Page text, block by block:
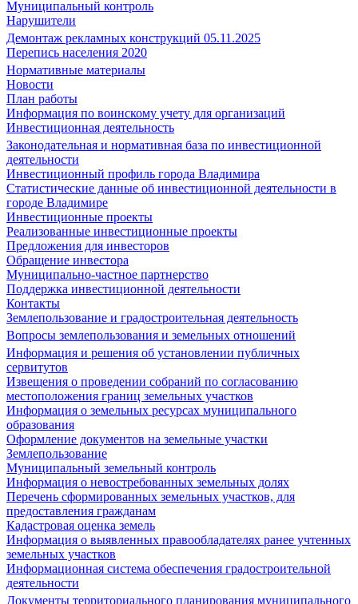
Муниципальный контроль
Нарушители
Демонтаж рекламных конструкций 05.11.2025
Перепись населения 2020
Нормативные материалы
Новости
План работы
Информация по воинскому учету для организаций
Инвестиционная деятельность
Законодательная и нормативная база по инвестиционной
деятельности
Инвестиционный профиль города Владимира
Статистические данные об инвестиционной деятельности в
городе Владимире
Инвестиционные проекты
Реализованные инвестиционные проекты
Предложения для инвесторов
Обращение инвестора
Муниципально-частное партнерство
Поддержка инвестиционной деятельности
Контакты
Землепользование и градостроительная деятельность
Вопросы землепользования и земельных отношений
Информация и решения об установлении публичных
сервитутов
Извещения о проведении собраний по согласованию
местоположения границ земельных участков
Информация о земельных ресурсах муниципального
образования
Оформление документов на земельные участки
Землепользование
Муниципальный земельный контроль
Информация о невостребованных земельных долях
Перечень сформированных земельных участков, для
предоставления гражданам
Кадастровая оценка земель
Информация о выявленных правообладателях ранее учтенных
земельных участков
Информационная система обеспечения градостроительной
деятельности
Документы территориального планирования муниципального